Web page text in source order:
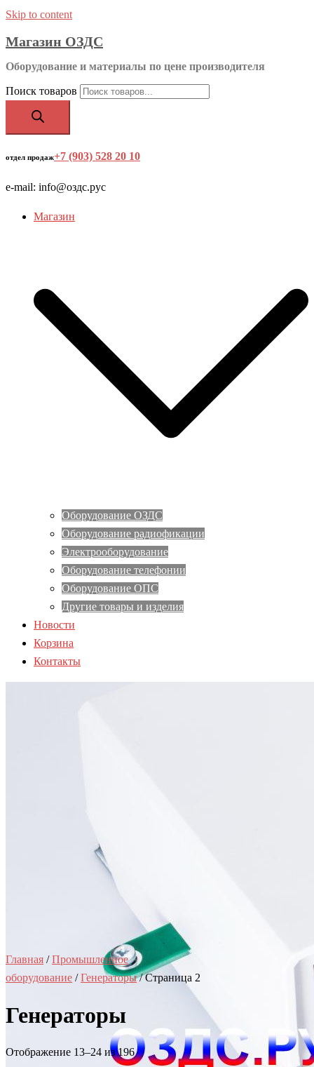
Skip to content
Магазин ОЗДС
Оборудование и материалы по цене производителя
Поиск товаров
отдел продаж+7 (903) 528 20 10
e-mail: info@оздс.рус
Магазин
Оборудование ОЗДС
Оборудование радиофикации
Электрооборудование
Оборудование телефонии
Оборудование ОПС
Другие товары и изделия
Новости
Корзина
Контакты
Главная /Промышленное
оборудование /Генераторы/ Страница 2
Генераторы
Отображение 13–24 из 196